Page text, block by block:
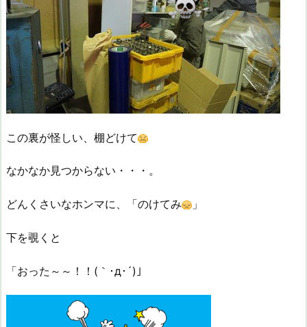
この裏が怪しい、棚どけて
なかなか見つからない・・・。
どんくさいなホンマに、「のけてみ 」
下を覗くと
「おった～～！！(｀･д･´)」